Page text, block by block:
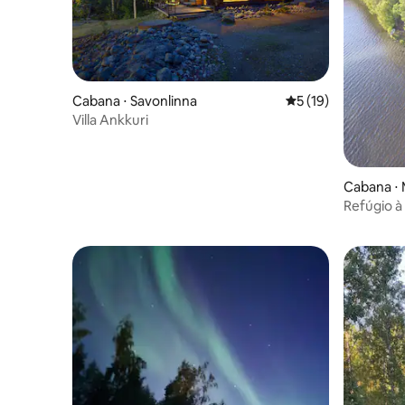
Cabana ⋅ Savonlinna 5 de uma
5 (19)
Villa Ankkuri
Cabana ⋅
Refúgio